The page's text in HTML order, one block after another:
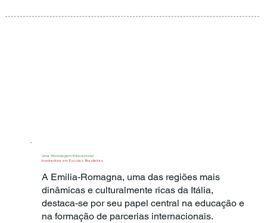
Uma Abordagem Educacional
Inspiradora em Escolas Brasileiras
A Emilia-Romagna, uma das regiões mais
dinâmicas e culturalmente ricas da Itália,
destaca-se por seu papel central na educação e
na formação de parcerias internacionais.